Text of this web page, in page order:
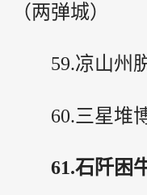
（两弹城）
59.凉山州
60.三星堆
61.石阡困